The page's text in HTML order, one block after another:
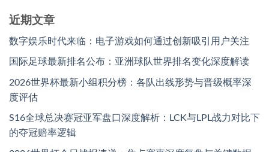
近期文章
数字娱乐时代来临：电子游戏如何通过创新吸引用户关注
国际足球最新排名公布：亚洲球队世界排名变化深度解读
2026世界杯最新小组积分榜：各队出线形势与晋级概率深
度评估
S16全球总决赛冠亚军盘口深度解析：LCK与LPL战力对比下
的夺冠赔率逻辑